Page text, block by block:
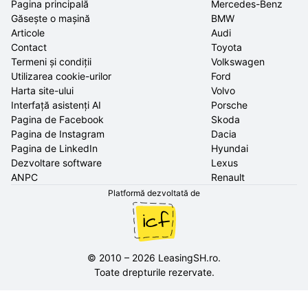
Pagina principală
Găsește o mașină
Articole
Contact
Termeni și condiții
Utilizarea cookie-urilor
Harta site-ului
Interfață asistenți AI
Pagina de Facebook
Pagina de Instagram
Pagina de LinkedIn
Dezvoltare software
ANPC
Mercedes-Benz
BMW
Audi
Toyota
Volkswagen
Ford
Volvo
Porsche
Skoda
Dacia
Hyundai
Lexus
Renault
Platformă dezvoltată de
© 2010 – 2026 LeasingSH.ro.
Toate drepturile rezervate.